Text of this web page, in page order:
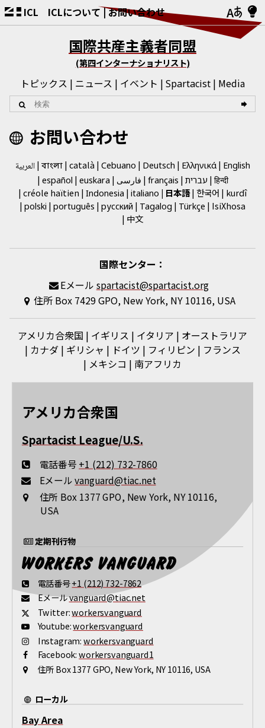
ICL ICLについて お問い合わせ
国際共産主義者同盟
(第四インターナショナリスト)
トピックス ニュース イベント Spartacist Media
お問い合わせ
العربية বাংলা català Cebuano Deutsch Ελληνικά
English
español
euskara فارسی français עברית
हिन्दी
créole haïtien
Indonesia italiano 日本語 한국어 kurdî
polski português русский Tagalog Türkçe
IsiXhosa
中文
国際センター：
Eメール spartacist@spartacist.org
住所 Box 7429 GPO, New York, NY 10116, USA
アメリカ合衆国 イギリス イタリア
オーストラリア
カナダ
ギリシャ ドイツ フィリピン
フランス
メキシコ
南アフリカ
アメリカ合衆国
Spartacist League/U.S.
電話番号 +1 (212) 732-7860
Eメールvanguard@tiac.net
住所 Box 1377 GPO, New York, NY 10116,
USA
定期刊行物
電話番号+1 (212) 732-7862
Eメールvanguard@tiac.net
Twitter:workersvanguard
Youtube:workersvanguard
Instagram:workersvanguard
Facebook: workersvanguard1
住所Box 1377 GPO, New York, NY 10116, USA
ローカル
Bay Area